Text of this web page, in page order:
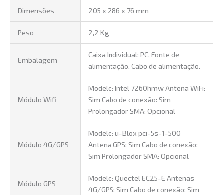
Dimensões 205 x 286 x 76 mm
Peso 2,2 Kg
Embalagem
Caixa Individual; PC, Fonte de
alimentação, Cabo de alimentação.
Módulo Wifi
Modelo: Intel 7260hmw Antena WiFi:
Sim Cabo de conexão: Sim
Prolongador SMA: Opcional
Módulo 4G/GPS
Modelo: u-Blox pci-5s-1-500
Antena GPS: Sim Cabo de conexão:
Sim Prolongador SMA: Opcional
Módulo GPS
Modelo: Quectel EC25-E Antenas
4G/GPS: Sim Cabo de conexão: Sim